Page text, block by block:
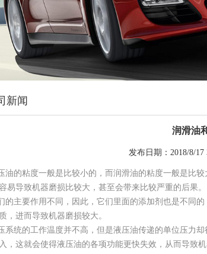
新闻
润滑油
发布日期：2018/8/
油的粘度一般是比较小的，而润滑油的粘度一般是比
易导致机器磨损比较大，甚至会带来比较严重的后果。
的主要作用不同，因此，它们里面的添加剂也是不同
，进而导致机器磨损较大。
系统的工作温度并不高，但是液压油传递的单位压力
，这就会使得液压油的各项功能更快失效，从而导致